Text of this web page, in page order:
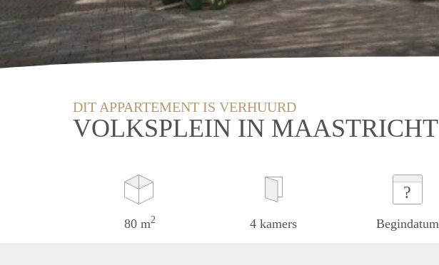
DIT APPARTEMENT IS VERHUURD
VOLKSPLEIN IN MAASTRICHT
80 m2 4 kamers
?
Begindatum